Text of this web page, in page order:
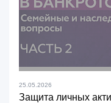
25.05.2026
Защита личных